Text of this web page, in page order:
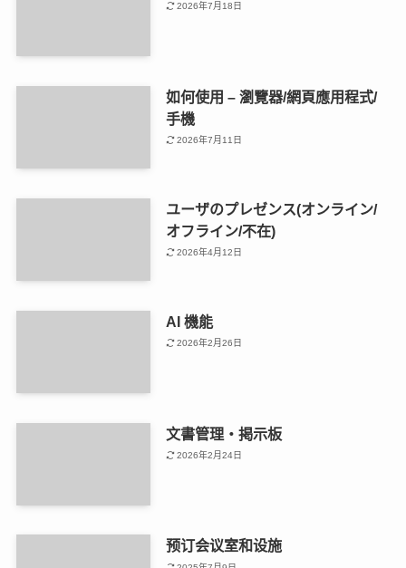
2026年7月18日
如何使用 – 瀏覽器/網頁應用程式/
手機
2026年7月11日
ユーザのプレゼンス(オンライン/
オフライン/不在)
2026年4月12日
AI 機能
2026年2月26日
文書管理・掲示板
2026年2月24日
预订会议室和设施